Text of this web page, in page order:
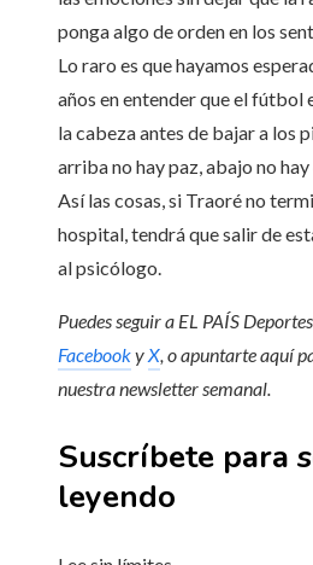
ponga algo de orden en los
Lo raro es que hayamos
años en entender que el fútbol
la cabeza antes de bajar a los
arriba no hay paz, abajo no
Así las cosas, si Traoré no
hospital, tendrá que salir de
al psicólogo.
Puedes seguir a EL PAÍS
FacebookyX, o apuntarte aquí
nuestra newsletter semanal.
Suscríbete para
leyendo